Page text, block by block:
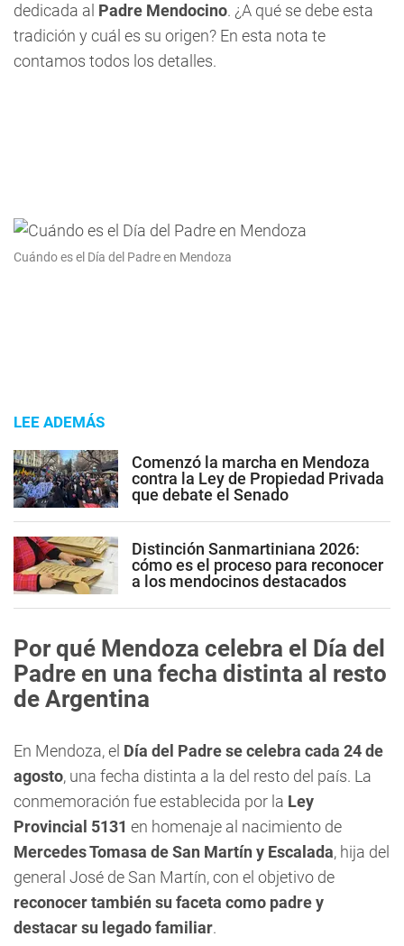
dedicada al Padre Mendocino. ¿A qué se debe esta
tradición y cuál es su origen? En esta nota te
contamos todos los detalles.
Cuándo es el Día del Padre en Mendoza
LEE ADEMÁS
Comenzó la marcha en Mendoza
contra la Ley de Propiedad Privada
que debate el Senado
Distinción Sanmartiniana 2026:
cómo es el proceso para reconocer
a los mendocinos destacados
Por qué Mendoza celebra el Día del
Padre en una fecha distinta al resto
de Argentina
En Mendoza, el Día del Padre se celebra cada 24 de
agosto, una fecha distinta a la del resto del país. La
conmemoración fue establecida por la Ley
Provincial 5131 en homenaje al nacimiento de
Mercedes Tomasa de San Martín y Escalada, hija del
general José de San Martín, con el objetivo de
reconocer también su faceta como padre y
destacar su legado familiar.